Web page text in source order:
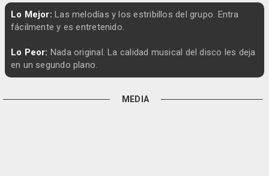
Lo Mejor: Las melodías y los estribillos del grupo. Entra
fácilmente y es entretenido.
Lo Peor: Nada original. La calidad musical del disco les deja
en un segundo plano.
MEDIA